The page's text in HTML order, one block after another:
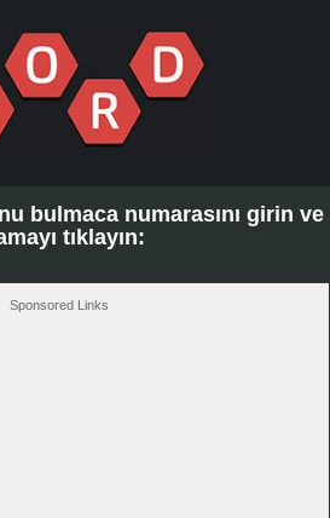
bulmaca numarasını girin ve
tıklayın:
Sponsored Links